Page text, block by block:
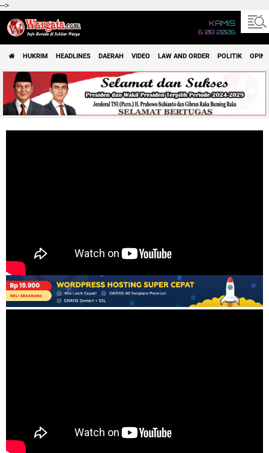
-->
KAMIS
6 08 2026
HUKRIM HEADLINES DAERAH VIDEO LAW AND ORDER POLITIK OPINI